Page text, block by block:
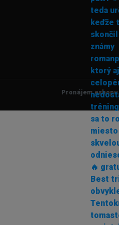
Pronájem eshopu